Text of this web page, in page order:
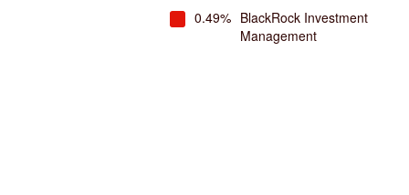
0.49% BlackRock Investment
Management